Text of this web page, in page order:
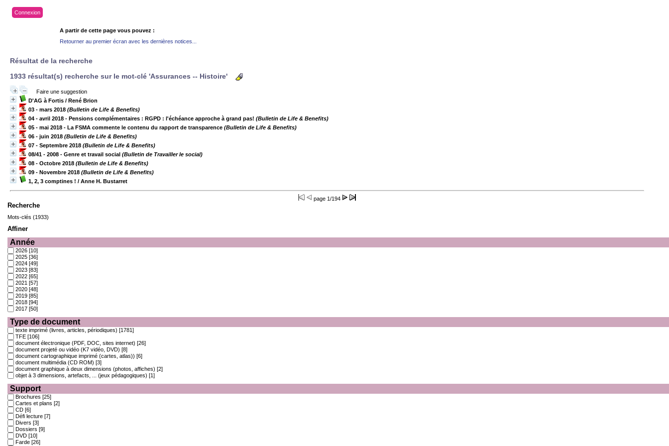
Connexion
A partir de cette page vous pouvez :
Retourner au premier écran avec les dernières notices...
Résultat de la recherche
1933 résultat(s) recherche sur le mot-clé 'Assurances -- Histoire'
Faire une suggestion
D'AG à Fortis / René Brion
03 - mars 2018 (Bulletin de Life & Benefits)
04 - avril 2018 - Pensions complémentaires : RGPD : l'échéance approche à grand pas! (Bulletin de Life & Benefits)
05 - mai 2018 - La FSMA commente le contenu du rapport de transparence (Bulletin de Life & Benefits)
06 - juin 2018 (Bulletin de Life & Benefits)
07 - Septembre 2018 (Bulletin de Life & Benefits)
08/41 - 2008 - Genre et travail social (Bulletin de Travailler le social)
08 - Octobre 2018 (Bulletin de Life & Benefits)
09 - Novembre 2018 (Bulletin de Life & Benefits)
1, 2, 3 comptines ! / Anne H. Bustarret
page 1/194
Recherche
Mots-clés (1933)
Affiner
Année
2026 [10]
2025 [36]
2024 [49]
2023 [83]
2022 [65]
2021 [57]
2020 [48]
2019 [85]
2018 [94]
2017 [50]
Type de document
texte imprimé (livres, articles, périodiques) [1781]
TFE [106]
document électronique (PDF, DOC, sites internet) [26]
document projeté ou vidéo (K7 vidéo, DVD) [8]
document cartographique imprimé (cartes, atlas)) [6]
document multimédia (CD ROM) [3]
document graphique à deux dimensions (photos, affiches) [2]
objet à 3 dimensions, artefacts, ... (jeux pédagogiques) [1]
Support
Brochures [25]
Cartes et plans [2]
CD [6]
Défi lecture [7]
Divers [3]
Dossiers [9]
DVD [10]
Farde [26]